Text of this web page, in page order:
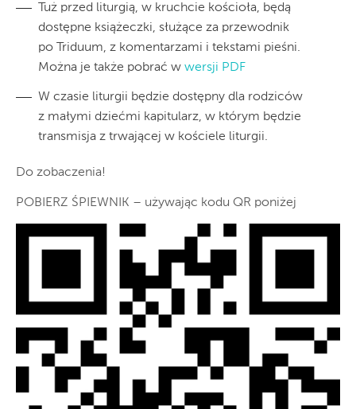
Tuż przed liturgią, w kruchcie kościoła, będą
dostępne książeczki, służące za przewodnik
po Triduum, z komentarzami i tekstami pieśni.
Można je także pobrać w wersji PDF
W czasie liturgii będzie dostępny dla rodziców
z małymi dziećmi kapitularz, w którym będzie
transmisja z trwającej w kościele liturgii.
Do zobaczenia!
POBIERZ ŚPIEWNIK – używając kodu QR poniżej